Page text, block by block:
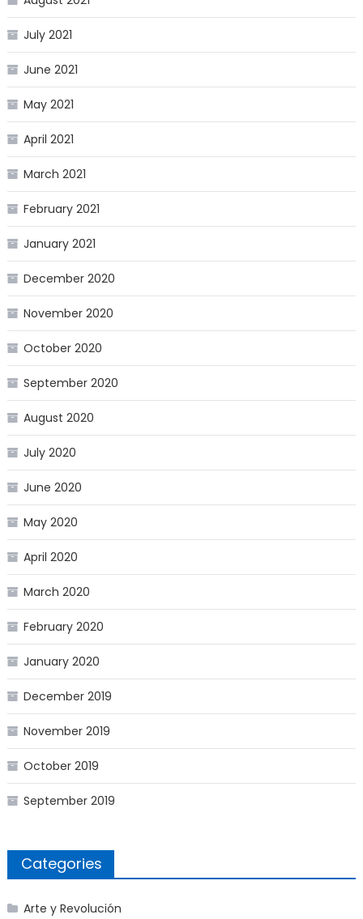
July 2021
June 2021
May 2021
April 2021
March 2021
February 2021
January 2021
December 2020
November 2020
October 2020
September 2020
August 2020
July 2020
June 2020
May 2020
April 2020
March 2020
February 2020
January 2020
December 2019
November 2019
October 2019
September 2019
Categories
Arte y Revolución